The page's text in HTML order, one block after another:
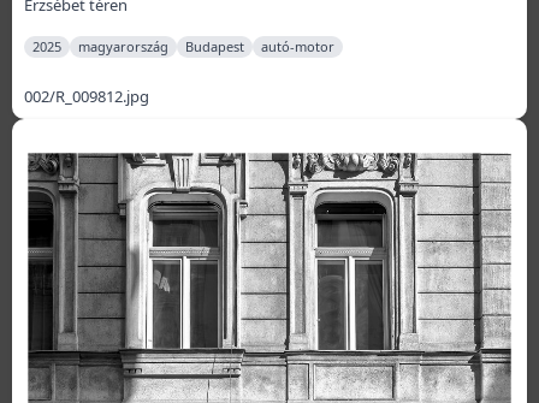
Erzsébet téren
2025 magyarország Budapest autó-motor
002/R_009812.jpg